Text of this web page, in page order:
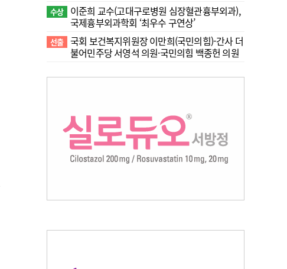
수상
이준희 교수(고대구로병원 심장혈관흉부외과),
국제흉부외과학회 ‘최우수 구연상’
선출 국회 보건복지위원장 이만희(국민의힘)-간사 더
불어민주당 서영석 의원·국민의힘 백종헌 의원